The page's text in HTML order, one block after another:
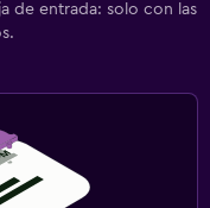
de entrada: solo con las